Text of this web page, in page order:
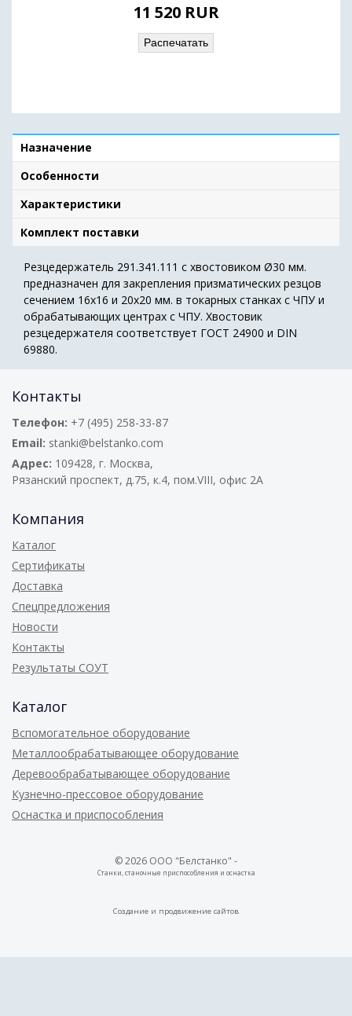
11 520 RUR
Распечатать
Назначение
Особенности
Характеристики
Комплект поставки
Резцедержатель 291.341.111 с хвостовиком Ø30 мм.
предназначен для закрепления призматических резцов
сечением 16х16 и 20х20 мм. в токарных станках с ЧПУ и
обрабатывающих центрах с ЧПУ. Хвостовик
резцедержателя соответствует ГОСТ 24900 и DIN
69880.
Контакты
Телефон: +7 (495) 258-33-87
Email: stanki@belstanko.com
Адрес: 109428, г. Москва,
Рязанский проспект, д.75, к.4, пом.VIII, офис 2А
Компания
Каталог
Сертификаты
Доставка
Спецпредложения
Новости
Контакты
Результаты СОУТ
Каталог
Вспомогательное оборудование
Металлообрабатывающее оборудование
Деревообрабатывающее оборудование
Кузнечно-прессовое оборудование
Оснастка и приспособления
© 2026 ООО "Белстанко" -
Станки, станочные приспособления и оснастка
Создание и продвижение сайтов